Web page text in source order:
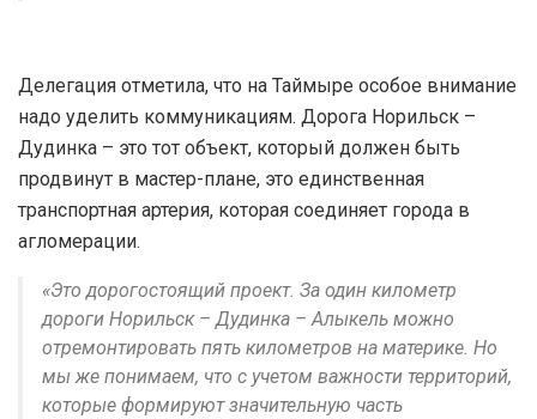
Делегация отметила, что на Таймыре особое внимание
надо уделить коммуникациям. Дорога Норильск –
Дудинка – это тот объект, который должен быть
продвинут в мастер-плане, это единственная
транспортная артерия, которая соединяет города в
агломерации.
«Это дорогостоящий проект. За один километр
дороги Норильск – Дудинка – Алыкель можно
отремонтировать пять километров на материке. Но
мы же понимаем, что с учетом важности территорий,
которые формируют значительную часть